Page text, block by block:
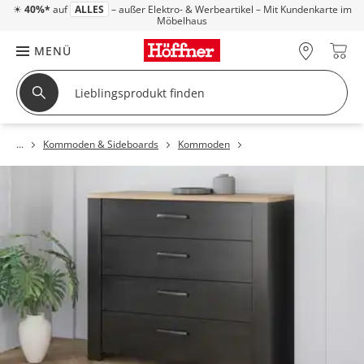
☀ 40%* auf ALLES – außer Elektro- & Werbeartikel – Mit Kundenkarte im
Möbelhaus
MENÜ
Kommoden & Sideboards Kommoden